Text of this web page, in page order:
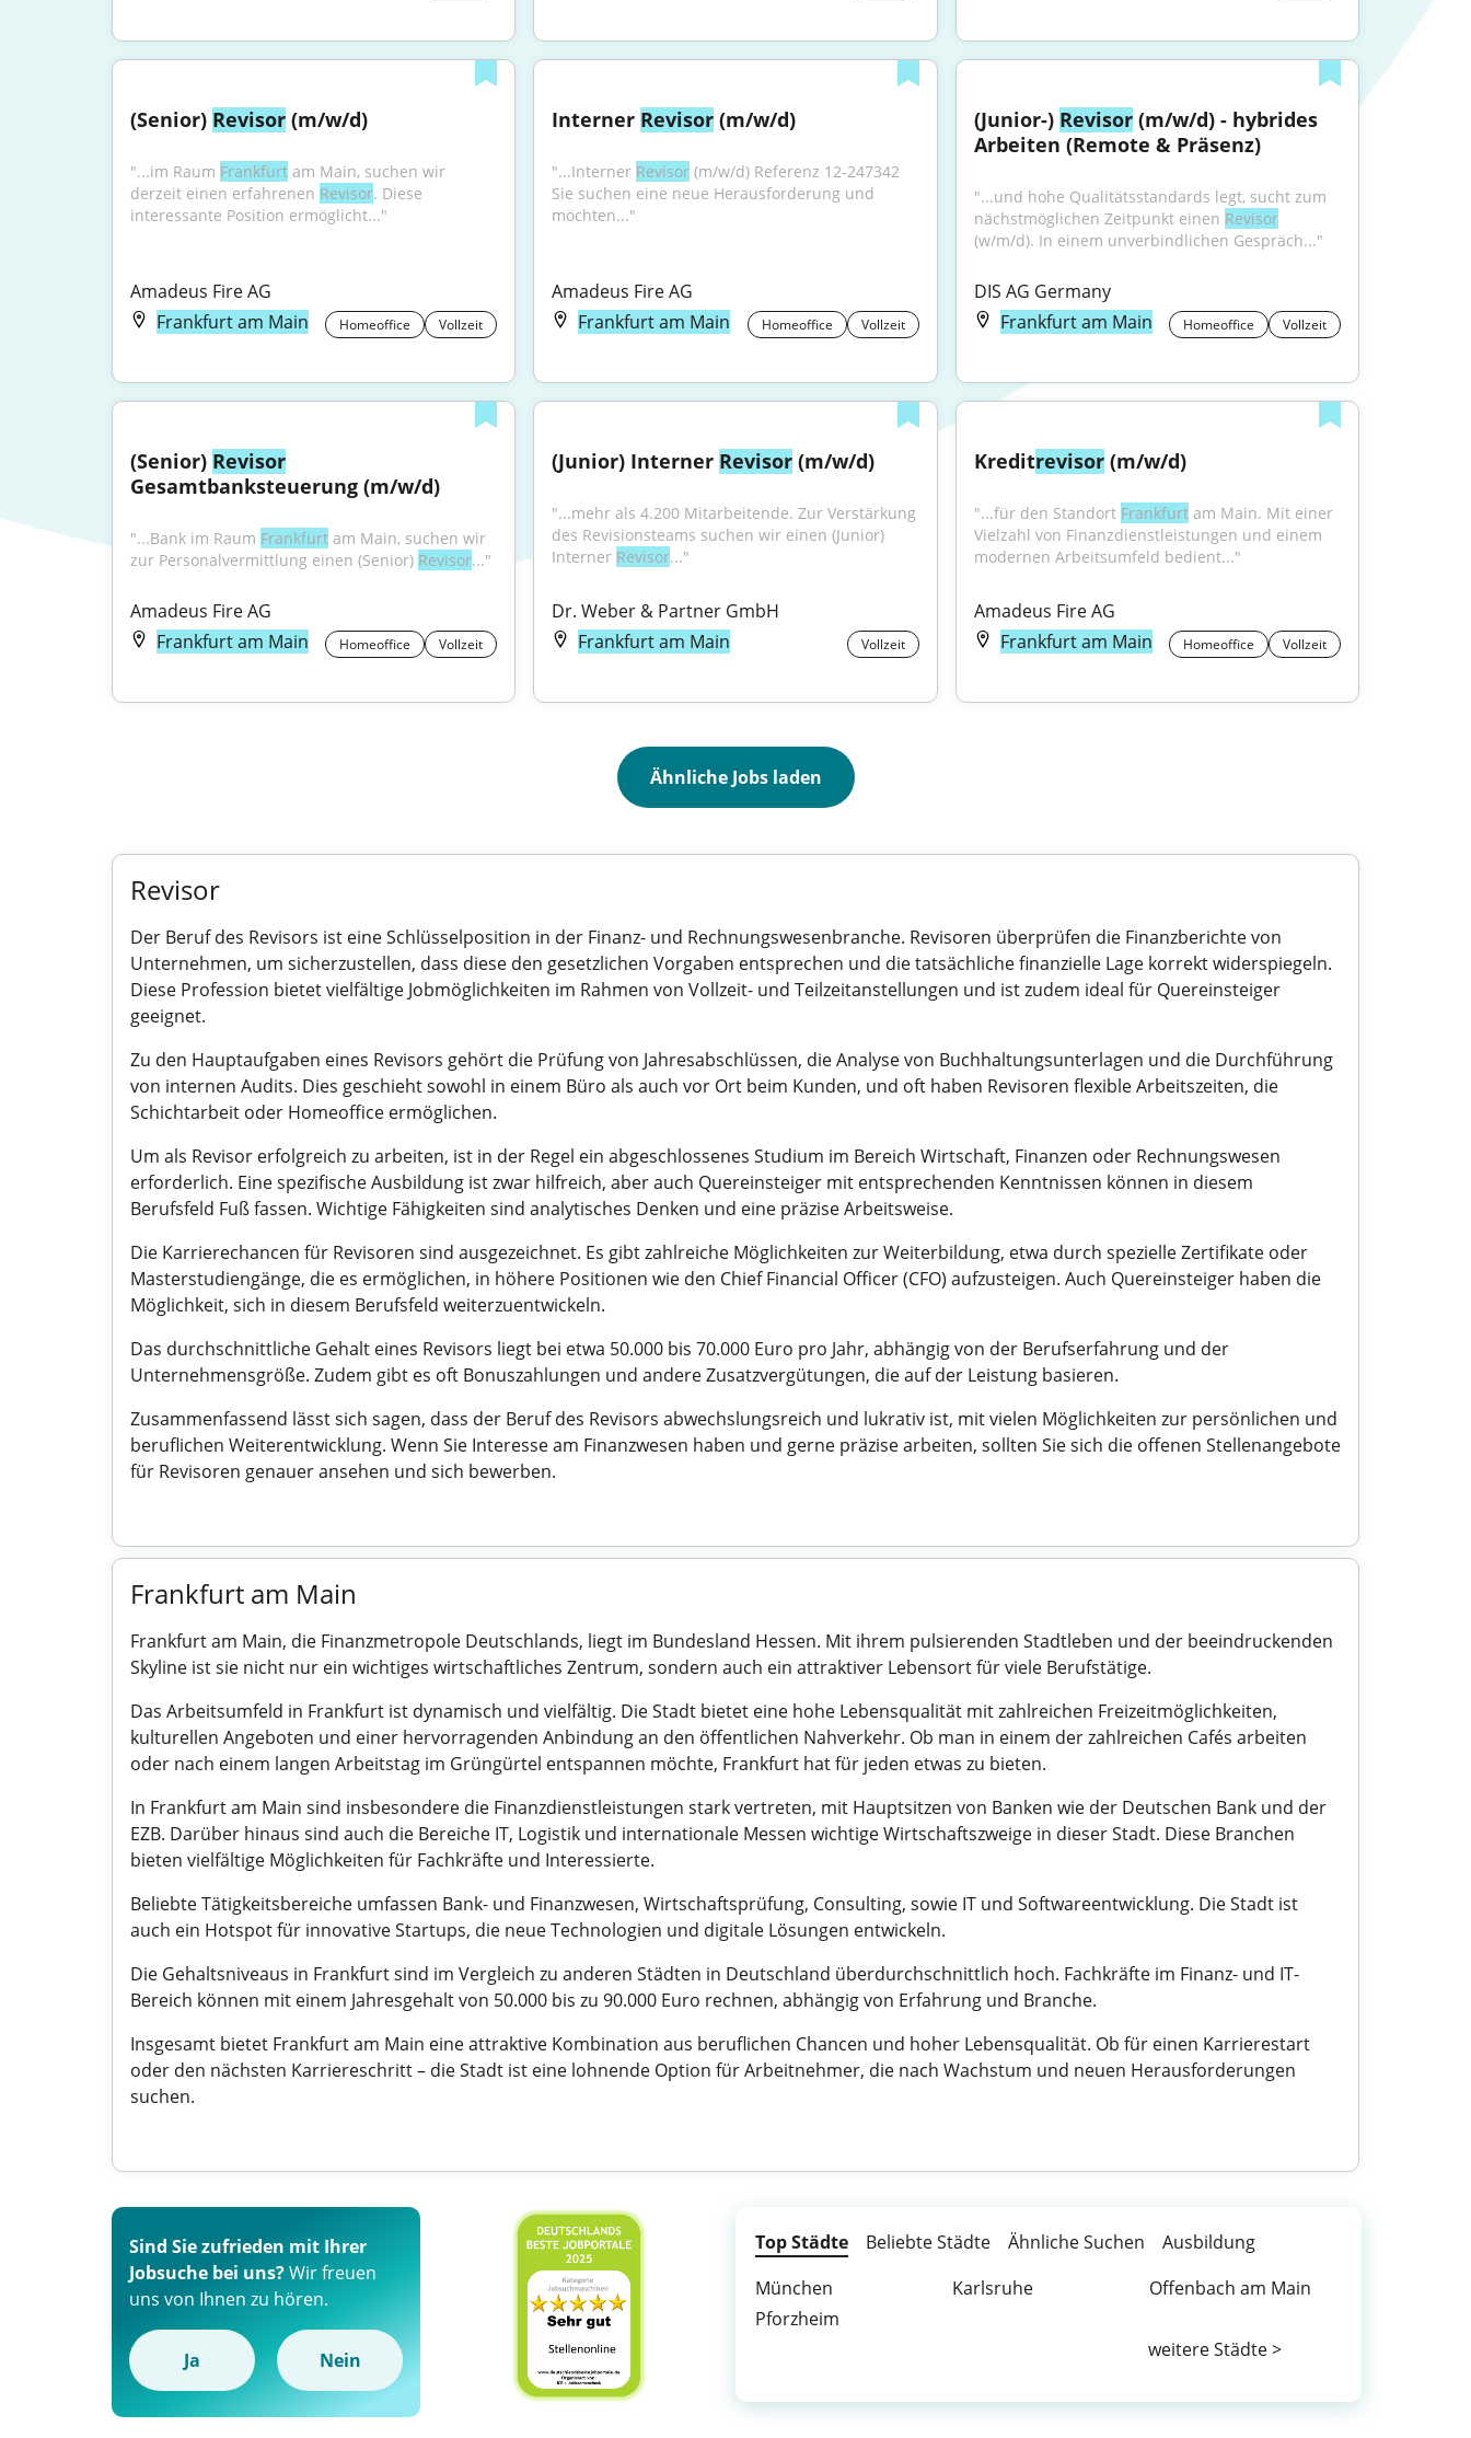
(Senior) Revisor (m/w/d)
"...im Raum Frankfurt am Main, suchen wir
derzeit einen erfahrenen Revisor. Diese
interessante Position ermöglicht..."
Amadeus Fire AG
Frankfurt am Main
Homeoffice Vollzeit
Interner Revisor (m/w/d)
"...Interner Revisor (m/w/d) Referenz 12-247342
Sie suchen eine neue Herausforderung und
möchten..."
Amadeus Fire AG
Frankfurt am Main
Homeoffice Vollzeit
(Junior-) Revisor (m/w/d) - hybrides
Arbeiten (Remote & Präsenz)
"...und hohe Qualitätsstandards legt, sucht zum
nächstmöglichen Zeitpunkt einen Revisor
(w/m/d). In einem unverbindlichen Gespräch..."
DIS AG Germany
Frankfurt am Main
Homeoffice Vollzeit
(Senior) Revisor
Gesamtbanksteuerung (m/w/d)
"...Bank im Raum Frankfurt am Main, suchen wir
zur Personalvermittlung einen (Senior) Revisor..."
Amadeus Fire AG
Frankfurt am Main
Homeoffice Vollzeit
(Junior) Interner Revisor (m/w/d)
"...mehr als 4.200 Mitarbeitende. Zur Verstärkung
des Revisionsteams suchen wir einen (Junior)
Interner Revisor..."
Dr. Weber & Partner GmbH
Frankfurt am Main
Vollzeit
Kreditrevisor (m/w/d)
"...für den Standort Frankfurt am Main. Mit einer
Vielzahl von Finanzdienstleistungen und einem
modernen Arbeitsumfeld bedient..."
Amadeus Fire AG
Frankfurt am Main
Homeoffice Vollzeit
Ähnliche Jobs laden
Revisor
Der Beruf des Revisors ist eine Schlüsselposition in der Finanz- und Rechnungswesenbranche. Revisoren überprüfen die Finanzberichte von
Unternehmen, um sicherzustellen, dass diese den gesetzlichen Vorgaben entsprechen und die tatsächliche finanzielle Lage korrekt widerspiegeln.
Diese Profession bietet vielfältige Jobmöglichkeiten im Rahmen von Vollzeit- und Teilzeitanstellungen und ist zudem ideal für Quereinsteiger
geeignet.
Zu den Hauptaufgaben eines Revisors gehört die Prüfung von Jahresabschlüssen, die Analyse von Buchhaltungsunterlagen und die Durchführung
von internen Audits. Dies geschieht sowohl in einem Büro als auch vor Ort beim Kunden, und oft haben Revisoren flexible Arbeitszeiten, die
Schichtarbeit oder Homeoffice ermöglichen.
Um als Revisor erfolgreich zu arbeiten, ist in der Regel ein abgeschlossenes Studium im Bereich Wirtschaft, Finanzen oder Rechnungswesen
erforderlich. Eine spezifische Ausbildung ist zwar hilfreich, aber auch Quereinsteiger mit entsprechenden Kenntnissen können in diesem
Berufsfeld Fuß fassen. Wichtige Fähigkeiten sind analytisches Denken und eine präzise Arbeitsweise.
Die Karrierechancen für Revisoren sind ausgezeichnet. Es gibt zahlreiche Möglichkeiten zur Weiterbildung, etwa durch spezielle Zertifikate oder
Masterstudiengänge, die es ermöglichen, in höhere Positionen wie den Chief Financial Officer (CFO) aufzusteigen. Auch Quereinsteiger haben die
Möglichkeit, sich in diesem Berufsfeld weiterzuentwickeln.
Das durchschnittliche Gehalt eines Revisors liegt bei etwa 50.000 bis 70.000 Euro pro Jahr, abhängig von der Berufserfahrung und der
Unternehmensgröße. Zudem gibt es oft Bonuszahlungen und andere Zusatzvergütungen, die auf der Leistung basieren.
Zusammenfassend lässt sich sagen, dass der Beruf des Revisors abwechslungsreich und lukrativ ist, mit vielen Möglichkeiten zur persönlichen und
beruflichen Weiterentwicklung. Wenn Sie Interesse am Finanzwesen haben und gerne präzise arbeiten, sollten Sie sich die offenen Stellenangebote
für Revisoren genauer ansehen und sich bewerben.
Frankfurt am Main
Frankfurt am Main, die Finanzmetropole Deutschlands, liegt im Bundesland Hessen. Mit ihrem pulsierenden Stadtleben und der beeindruckenden
Skyline ist sie nicht nur ein wichtiges wirtschaftliches Zentrum, sondern auch ein attraktiver Lebensort für viele Berufstätige.
Das Arbeitsumfeld in Frankfurt ist dynamisch und vielfältig. Die Stadt bietet eine hohe Lebensqualität mit zahlreichen Freizeitmöglichkeiten,
kulturellen Angeboten und einer hervorragenden Anbindung an den öffentlichen Nahverkehr. Ob man in einem der zahlreichen Cafés arbeiten
oder nach einem langen Arbeitstag im Grüngürtel entspannen möchte, Frankfurt hat für jeden etwas zu bieten.
In Frankfurt am Main sind insbesondere die Finanzdienstleistungen stark vertreten, mit Hauptsitzen von Banken wie der Deutschen Bank und der
EZB. Darüber hinaus sind auch die Bereiche IT, Logistik und internationale Messen wichtige Wirtschaftszweige in dieser Stadt. Diese Branchen
bieten vielfältige Möglichkeiten für Fachkräfte und Interessierte.
Beliebte Tätigkeitsbereiche umfassen Bank- und Finanzwesen, Wirtschaftsprüfung, Consulting, sowie IT und Softwareentwicklung. Die Stadt ist
auch ein Hotspot für innovative Startups, die neue Technologien und digitale Lösungen entwickeln.
Die Gehaltsniveaus in Frankfurt sind im Vergleich zu anderen Städten in Deutschland überdurchschnittlich hoch. Fachkräfte im Finanz- und IT-
Bereich können mit einem Jahresgehalt von 50.000 bis zu 90.000 Euro rechnen, abhängig von Erfahrung und Branche.
Insgesamt bietet Frankfurt am Main eine attraktive Kombination aus beruflichen Chancen und hoher Lebensqualität. Ob für einen Karrierestart
oder den nächsten Karriereschritt – die Stadt ist eine lohnende Option für Arbeitnehmer, die nach Wachstum und neuen Herausforderungen
suchen.
Sind Sie zufrieden mit Ihrer
Jobsuche bei uns?Wir freuen
uns von Ihnen zu hören.
Ja Nein
Top Städte Beliebte Städte Ähnliche Suchen
Ausbildung
München
Karlsruhe
Offenbach am Main
Pforzheim
weitere Städte >